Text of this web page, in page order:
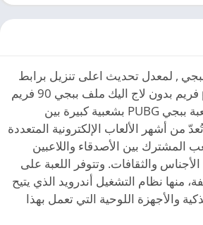
90 فريم ببجي , لمعدل تحديث اعلى تنزيل برابط
سريع تحميل pubg 90 فريم بدون لاج اليك ملف ببجي 90 فريم
من ميديا فاير تحظى لعبة ببجي PUBG بشعبية كبيرة بين
من أشهر الألعاب الإلكترونية المتعددة
المشترك بين الأصدقاء واللاعبين
والثقافات. وتتوفر اللعبة على
منها نظام التشغيل أندرويد الذي يتيح
والأجهزة اللوحية التي تعمل بهذا